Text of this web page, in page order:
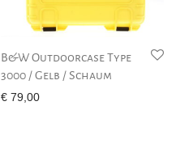
B&W Outdoorcase Type
3000 / Gelb / Schaum
€ 79,00